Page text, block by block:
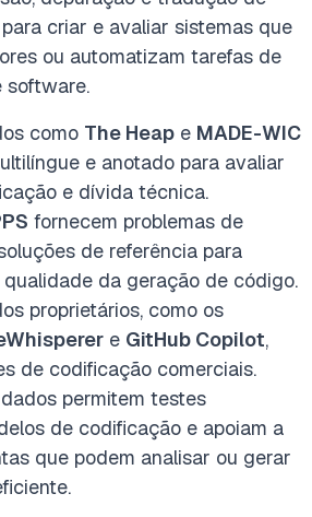
criar e avaliar sistemas que
ou automatizam tarefas de
software.
como The Heap e MADE-WIC
e anotado para avaliar
e dívida técnica.
fornecem problemas de
de referência para
da geração de código.
proprietários, como os
e GitHub Copilot,
de codificação comerciais.
permitem testes
de codificação e apoiam a
que podem analisar ou gerar